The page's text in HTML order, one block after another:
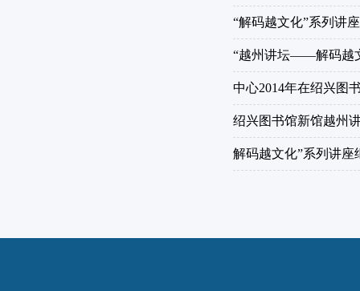
“解码越文化”系列讲
“越州讲坛——解码越
中心2014年在绍兴图
绍兴图书馆新馆越州
解码越文化”系列讲